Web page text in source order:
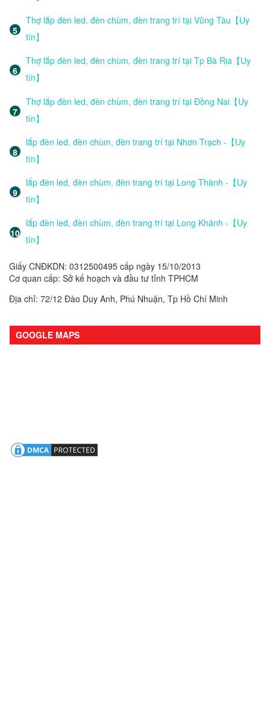
Thợ lắp đèn led, đèn chùm, đèn trang trí tại Vũng Tàu【Uy
tín】
Thợ lắp đèn led, đèn chùm, đèn trang trí tại Tp Bà Rịa【Uy
tín】
Thợ lắp đèn led, đèn chùm, đèn trang trí tại Đồng Nai【Uy
tín】
lắp đèn led, đèn chùm, đèn trang trí tại Nhơn Trạch -【Uy
tín】
lắp đèn led, đèn chùm, đèn trang trí tại Long Thành -【Uy
tín】
lắp đèn led, đèn chùm, đèn trang trí tại Long Khánh -【Uy
tín】
Giấy CNĐKDN: 0312500495 cấp ngày 15/10/2013
Cơ quan cấp: Sở kế hoạch và đầu tư tỉnh TPHCM
Địa chỉ: 72/12 Đào Duy Anh, Phú Nhuận, Tp Hồ Chí Minh
GOOGLE MAPS